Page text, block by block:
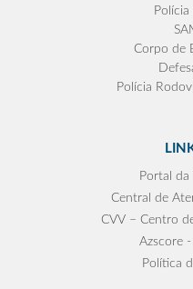
Corpo de
Polícia
Portal da
Central de
CVV – Centro
Azscore
Política